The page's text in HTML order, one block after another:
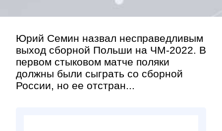
Юрий Семин назвал несправедливым
выход сборной Польши на ЧМ-2022. В
первом стыковом матче поляки
должны были сыграть со сборной
России, но ее отстран...